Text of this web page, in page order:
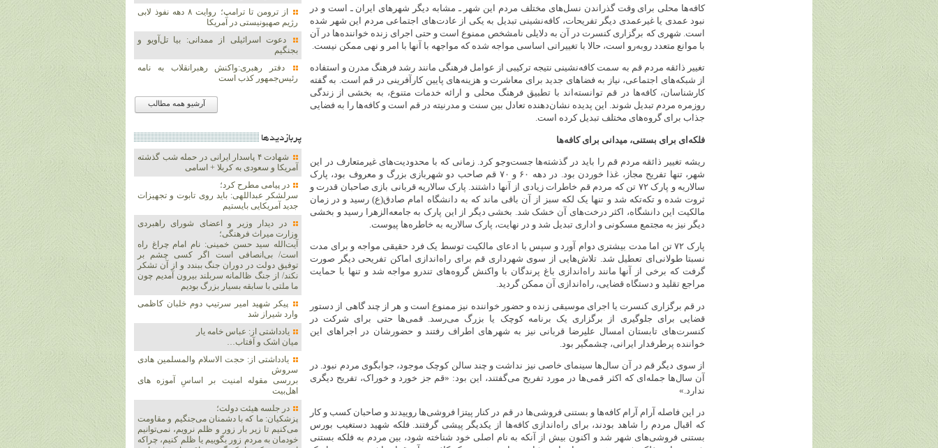
کافه‌ها محلی برای وقت گذراندن نسل‌های مختلف مردم این شهر ـ مشابه دیگر شهرهای ایران ـ است و در
نبود عمدی یا غیرعمدی دیگر تفریحات، کافه‌نشینی تبدیل به یکی از عادت‌های اجتماعی مردم این شهر شده
است. شهری که برگزاری کنسرت در آن به دلایلی نامشخص ممنوع است و حتی اجرای زنده خواننده‌ها در آن
با موانع متعدد روبه‌رو است، حالا با تغییراتی اساسی مواجه شده که مواجهه با آنها با امر و نهی ممکن نیست.
تغییر ذائقه مردم قم به سمت کافه‌نشینی نتیجه ترکیبی از عوامل فرهنگی مانند رشد فرهنگ مدرن و استفاده
از شبکه‌های اجتماعی، نیاز به فضاهای جدید برای معاشرت و هزینه‌های پایین کارآفرینی در قم است. به گفته
کارشناسان، کافه‌ها در قم توانسته‌اند با تطبیق فرهنگ محلی و ارائه خدمات متنوع، به بخشی از زندگی
روزمره مردم تبدیل شوند. این پدیده نشان‌دهنده تعادل بین سنت و مدرنیته در قم است و کافه‌ها را به فضایی
جذاب برای گروه‌های مختلف تبدیل کرده است.
فلکه‌ای برای بستنی، میدانی برای کافه‌ها
ریشه تغییر ذائقه مردم قم را باید در گذشته‌ها جست‌وجو کرد. زمانی که با محدودیت‌های غیرمتعارف در این
شهر، تنها تفریح مجاز، غذا خوردن بود. در دهه ۶۰ و ۷۰ قم صاحب دو شهربازی بزرگ و معروف بود، پارک
سالاریه و پارک ۷۲ تن که مردم قم خاطرات زیادی از آنها داشتند. پارک سالاریه قربانی بازی صاحبان قدرت و
ثروت شده و تکه‌تکه شد و تنها یک لکه سبز از آن باقی ماند که به دانشگاه امام صادق(ع) رسید و در زمان
مالکیت این دانشگاه، اکثر درخت‌های آن خشک شد. بخشی دیگر از این پارک به جامعه‌الزهرا رسید و بخشی
دیگر نیز به مجتمع مسکونی و اداری تبدیل شد و در نهایت، پارک سالاریه به خاطره‌ها پیوست.
پارک ۷۲ تن اما مدت بیشتری دوام آورد و سپس با ادعای مالکیت توسط یک فرد حقیقی مواجه و برای مدت
نسبتا طولانی‌ای تعطیل شد. تلاش‌هایی از سوی شهرداری قم برای راه‌اندازی اماکن تفریحی دیگر صورت
گرفت که برخی از آنها مانند راه‌اندازی باغ پرندگان با واکنش گروه‌های تندرو مواجه شد و تنها با حمایت
مراجع تقلید و دستگاه قضایی، راه‌اندازی آن ممکن گردید.
در قم برگزاری کنسرت یا اجرای موسیقی زنده و حضور خواننده نیز ممنوع است و هر از چند گاهی از دستور
قضایی برای جلوگیری از برگزاری یک برنامه کوچک یا بزرگ می‌رسد. قمی‌ها حتی برای شرکت در
کنسرت‌های تابستان امسال علیرضا قربانی نیز به شهرهای اطراف رفتند و حضورشان در اجراهای این
خواننده پرطرفدار ایرانی، چشمگیر بود.
از سوی دیگر قم در آن‌ سال‌ها سینمای خاصی نیز نداشت و چند سالن کوچک موجود، جوابگوی مردم نبود. در
آن سال‌ها جمله‌ای که اکثر قمی‌ها در مورد تفریح می‌گفتند، این بود: «قم جز خورد و خوراک، تفریح دیگری
ندارد.»
در این فاصله آرام آرام کافه‌ها و بستنی فروشی‌ها در قم در کنار پیتزا فروشی‌ها روییدند و صاحبان کسب و کار
که اقبال مردم را شاهد بودند، برای راه‌اندازی کافه‌ها از یکدیگر پیشی گرفتند. فلکه شهید دستغیب بورس
بستنی فروشی‌های شهر شد و اکنون بیش از آنکه به نام اصلی خود شناخته شود، بین مردم به فلکه بستنی
از ترومن تا ترامپ؛ روایت ۸ دهه نفوذ لابی
رژیم صهیونیستی در آمریکا
دعوت اسرائیلی از ممدانی: بیا تل‌آویو و
بجنگیم
دفتر رهبری:واکنش رهبرانقلاب به نامه
رئیس‌جمهور کذب است
آرشیو همه مطالب
پربازديدها
شهادت ۴ پاسدار ایرانی در حمله شب گذشته
آمریکا و سعودی به کربلا + اسامی
در پیامی مطرح کرد؛
سرلشکر عبداللهی: باید روی تابوت و تجهیزات
جدید آمریکایی بایستیم
در دیدار وزیر و اعضای شورای راهبردی
وزارت‌ میراث فرهنگی؛
آیت‌الله سید حسن خمینی: نام امام چراغ راه
است/ بی‌انصافی است‌ اگر کسی چشم بر
توفیق دولت‌ در دوران جنگ ببندد و از آن تشکر
نکند/ از جنگ ظالمانه سربلند بیرون آمدیم چون
ما ملتی با سابقه بسیار بزرگ بودیم
پیکر شهید امیر سرتیپ دوم خلبان کاظمی
وارد شیراز شد
یادداشتی از: عباس خامه یار
میان اشک و آفتاب…
یادداشتی از: حجت الاسلام والمسلمین هادی
سروش
بررسی مقوله امنیت بر اساسِ آموزه های
اهل‌بیت
در جلسه هیئت دولت؛
پزشکیان: ما که با دشمنان می‌جنگیم و مقاومت
می‌کنیم تا زیر بار زور و ظلم نرویم، نمی‌توانیم
خودمان به مردم زور بگوییم یا ظلم کنیم، چراکه